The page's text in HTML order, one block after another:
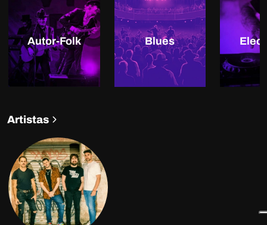
Autor-Folk Blues
Artistas